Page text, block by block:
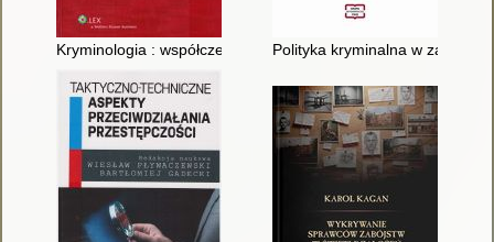
Kryminologia : współczesne aspektyPolityka kryminalna w zakresie